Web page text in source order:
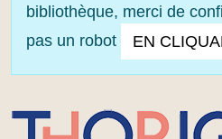
bibliothèque, merci de
pas un robot
EN